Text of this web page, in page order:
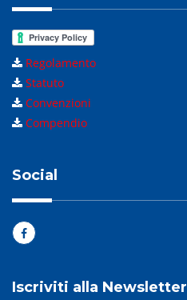
Regolamento
Statuto
Convenzioni
Compendio
Social
Iscriviti alla Newsletter